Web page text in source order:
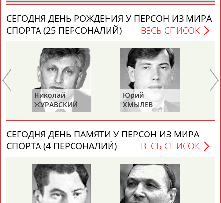
24 персон из 13181
ТАБЛО АКТИВНОСТИ
ЦЕЛИ ПРОЕКТА КОНТАКТЫ НАШИ КНОПКИ РЕКЛАМА
Вопросы сотрудничества и совместной деятельности inform@infosport.ru
Стадион, 1998-2026
Подпишись
СЕГОДНЯ ДЕНЬ РОЖДЕНИЯ У ПЕРСОН ИЗ МИРА
СПОРТА (25 ПЕРСОНАЛИЙ)
ВЕСЬ СПИСОК
Николай
ЖУРАВСКИЙ
Юрий
ХМЫЛЕВ
СЕГОДНЯ ДЕНЬ ПАМЯТИ У ПЕРСОН ИЗ МИРА
СПОРТА (4 ПЕРСОНАЛИЙ)
ВЕСЬ СПИСОК